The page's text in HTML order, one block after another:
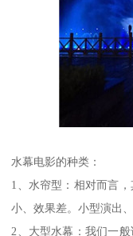
水幕电影的种类：
1、水帘型：相对而言
小、效果差。小型演出
2、大型水幕：我们一